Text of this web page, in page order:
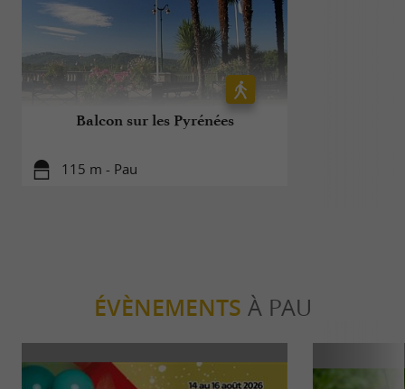
Balcon sur les Pyrénées
115 m - Pau
ÉVÈNEMENTS À PAU